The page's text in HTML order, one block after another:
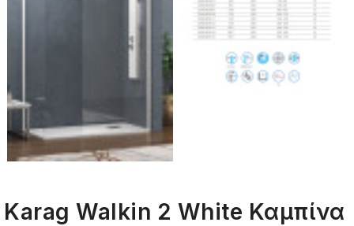
Karag Walkin 2 White Καμπίνα